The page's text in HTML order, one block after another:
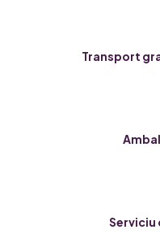
Transport
Serviciu